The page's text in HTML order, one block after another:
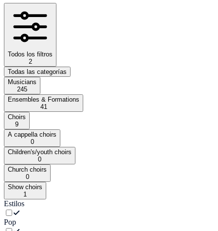
Todos los filtros
2
Todas las categorías
Musicians
245
Ensembles & Formations
41
Choirs
9
A cappella choirs
0
Children's/youth choirs
0
Church choirs
0
Show choirs
1
Estilos
Pop